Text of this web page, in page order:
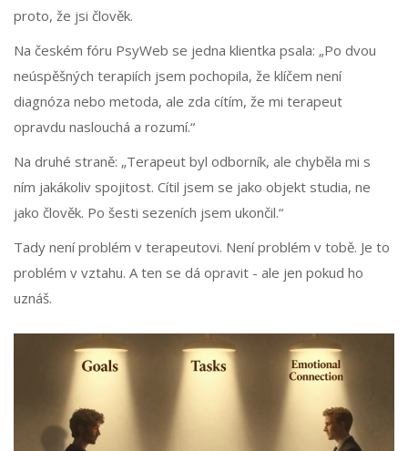
proto, že jsi člověk.
Na českém fóru PsyWeb se jedna klientka psala: „Po dvou
neúspěšných terapiích jsem pochopila, že klíčem není
diagnóza nebo metoda, ale zda cítím, že mi terapeut
opravdu naslouchá a rozumí.“
Na druhé straně: „Terapeut byl odborník, ale chyběla mi s
ním jakákoliv spojitost. Cítil jsem se jako objekt studia, ne
jako člověk. Po šesti sezeních jsem ukončil.“
Tady není problém v terapeutovi. Není problém v tobě. Je to
problém v vztahu. A ten se dá opravit - ale jen pokud ho
uznáš.